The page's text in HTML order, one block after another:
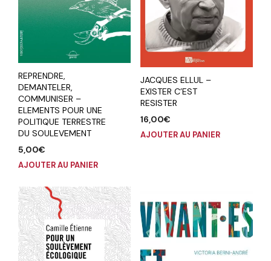
REPRENDRE,
DEMANTELER,
COMMUNISER –
ELEMENTS POUR UNE
POLITIQUE TERRESTRE
DU SOULEVEMENT
5,00€
AJOUTER AU PANIER
JACQUES ELLUL –
EXISTER C’EST
RESISTER
16,00€
AJOUTER AU PANIER